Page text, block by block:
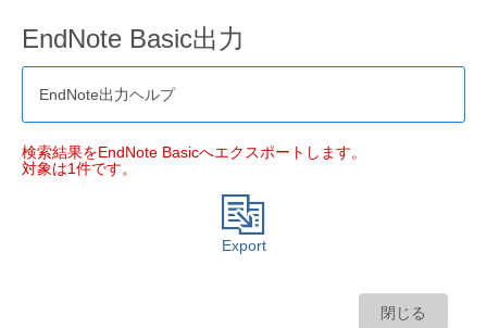
EndNote Basic出力
EndNote出力ヘルプ
検索結果をEndNote Basicへエクスポートします。
対象は1件です。
Export